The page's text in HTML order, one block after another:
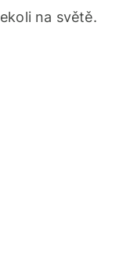
na světě.